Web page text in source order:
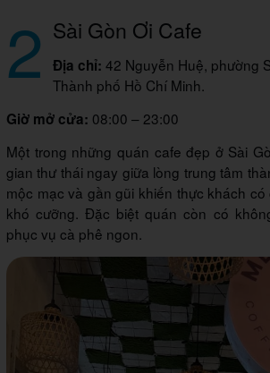
2 Sài Gòn Ơi Cafe
Địa chỉ: 42 Nguyễn Huệ, phường
Thành phố Hồ Chí Minh.
Giờ mở cửa: 08:00 – 23:00
Một trong những quán cafe đẹp ở Sài
gian thư thái ngay giữa lòng trung tâm
mộc mạc và gần gũi khiến thực khách
khó cưỡng. Đặc biệt quán còn có
phục vụ cà phê ngon.